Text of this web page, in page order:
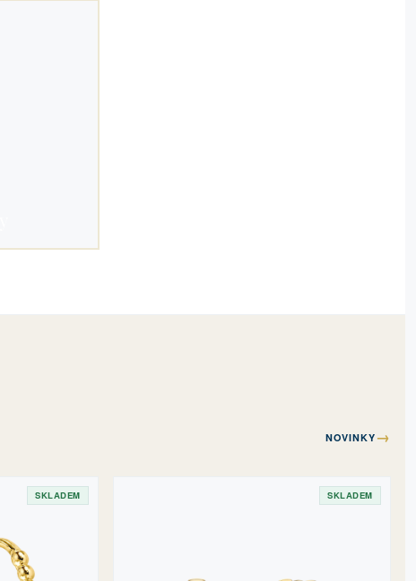
NOVINKY →
SKLADEM SKLADEM